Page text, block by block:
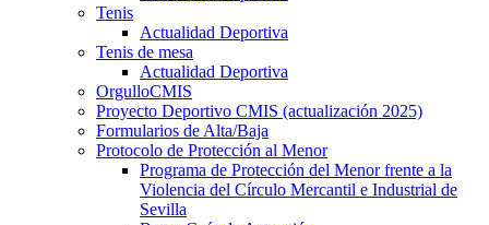
Tenis
Actualidad Deportiva
Tenis de mesa
Actualidad Deportiva
OrgulloCMIS
Proyecto Deportivo CMIS (actualización 2025)
Formularios de Alta/Baja
Protocolo de Protección al Menor
Programa de Protección del Menor frente a la
Violencia del Círculo Mercantil e Industrial de
Sevilla